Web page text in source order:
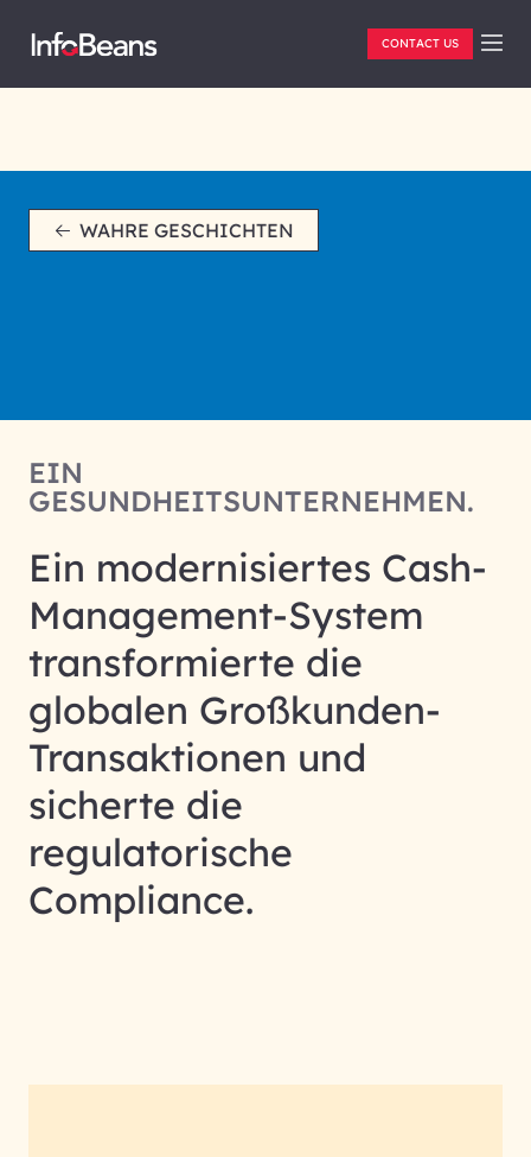
CONTACT US
WAHRE GESCHICHTEN
EIN
GESUNDHEITSUNTERNEHMEN.
Ein modernisiertes Cash-
Management-System
transformierte die
globalen Großkunden-
Transaktionen und
sicherte die
regulatorische
Compliance.